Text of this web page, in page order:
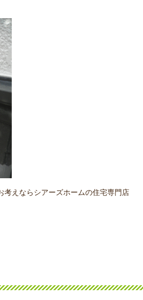
考えならシアーズホームの住宅専門店